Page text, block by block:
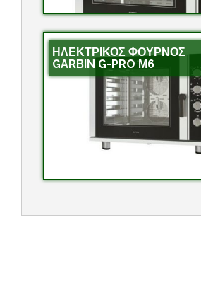
ΗΛΕΚΤΡΙΚΟΣ ΦΟΥΡΝΟΣ
GARBIN G-PRO Μ6